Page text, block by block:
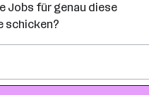
Jobs für genau diese
schicken?